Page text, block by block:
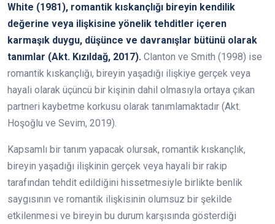
White (1981), romantik kıskançlığı bireyin kendilik
değerine veya ilişkisine yönelik tehditler içeren
karmaşık duygu, düşünce ve davranışlar bütünü olarak
tanımlar (Akt. Kızıldağ, 2017). Clanton ve Smith (1998) ise
romantik kıskançlığı, bireyin yaşadığı ilişkiye gerçek veya
hayali olarak üçüncü bir kişinin dahil olmasıyla ortaya çıkan
partneri kaybetme korkusu olarak tanımlamaktadır (Akt.
Hoşoğlu ve Sevim, 2019).
Kapsamlı bir tanım yapacak olursak, romantik kıskançlık,
bireyin yaşadığı ilişkinin gerçek veya hayali bir rakip
tarafından tehdit edildiğini hissetmesiyle birlikte benlik
saygısının ve romantik ilişkisinin olumsuz bir şekilde
etkilenmesi ve bireyin bu durum karşısında gösterdiği